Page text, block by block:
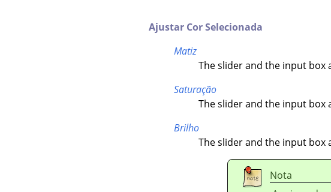
Ajustar Cor Selecionada
Matiz
The slider and the input box
Saturação
The slider and the input box
Brilho
The slider and the input box
Nota